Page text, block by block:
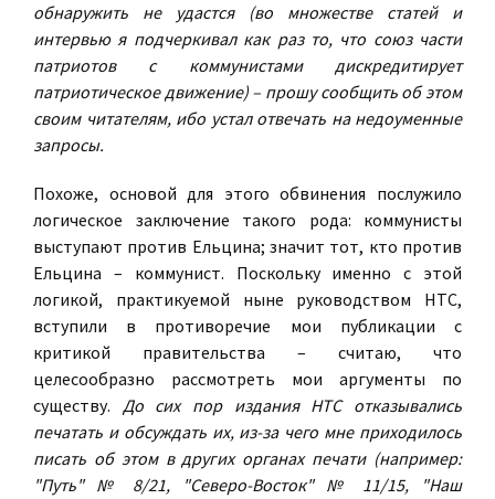
обнаружить не удастся (во множестве статей и
интервью я подчеркивал как раз то, что союз части
патриотов с коммунистами дискредитирует
патриотическое движение) – прошу сообщить об этом
своим читателям, ибо устал отвечать на недоуменные
запросы.
Похоже, основой для этого обвинения послужило
логическое заключение такого рода: коммунисты
выступают против Ельцина; значит тот, кто против
Ельцина – коммунист. Поскольку именно с этой
логикой, практикуемой ныне руководством НТС,
вступили в противоречие мои публикации с
критикой правительства – считаю, что
целесообразно рассмотреть мои аргументы по
существу. До сих пор издания НТС отказывались
печатать и обсуждать их, из-за чего мне приходилось
писать об этом в других органах печати (например:
"Путь" № 8/21, "Северо-Восток" № 11/15, "Наш